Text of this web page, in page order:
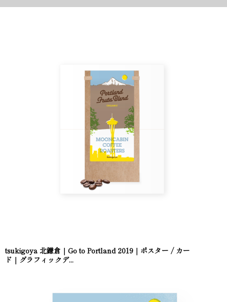
tsukigoya 北鎌倉｜Go to Portland 2019｜ポスター / カー
ド｜グラフィックデ...